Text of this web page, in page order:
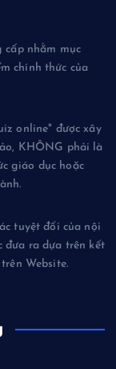
cấp nhằm mục
chính thức của
online" được xây
KHÔNG phải là
giáo dục hoặc
tuyệt đối của nội
đưa ra dựa trên kết
Website.